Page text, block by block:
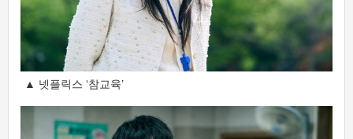
▲ 넷플릭스 ‘참교육’